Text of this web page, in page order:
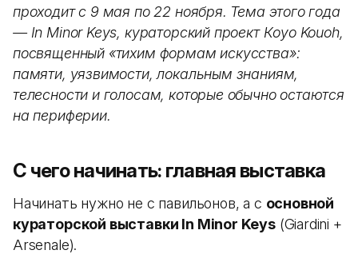
проходит с 9 мая по 22 ноября. Тема этого года
— In Minor Keys, кураторский проект Кoyo Kouoh,
посвященный «тихим формам искусства»:
памяти, уязвимости, локальным знаниям,
телесности и голосам, которые обычно остаются
на периферии.
С чего начинать: главная выставка
Начинать нужно не с павильонов, а с основной
кураторской выставки In Minor Keys(Giardini +
Arsenale).